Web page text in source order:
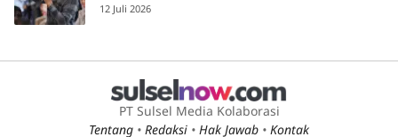
12 Juli 2026
PT Sulsel Media Kolaborasi
Tentang • Redaksi • Hak Jawab • Kontak